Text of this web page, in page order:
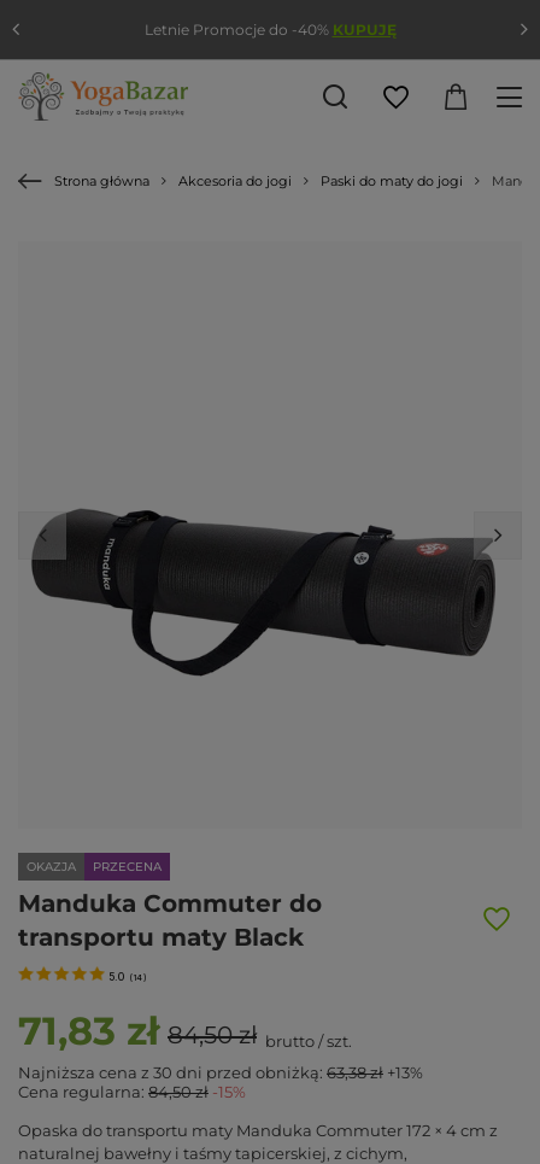
Strona główna Akcesoria do jogi Paski do maty do jogi
OKAZJA PRZECENA
Manduka Commuter do
transportu maty Black
5.0 (14)
71,83 zł 84,50 zł brutto/szt.
Najniższa cena z 30 dni przed obniżką: 63,38 zł +13%
Cena regularna: 84,50 zł -15%
Opaska do transportu maty Manduka Commuter 172 × 4 cm z
naturalnej bawełny i taśmy tapicerskiej, z cichym,
Letnie Promocje do -40% KUPUJĘ